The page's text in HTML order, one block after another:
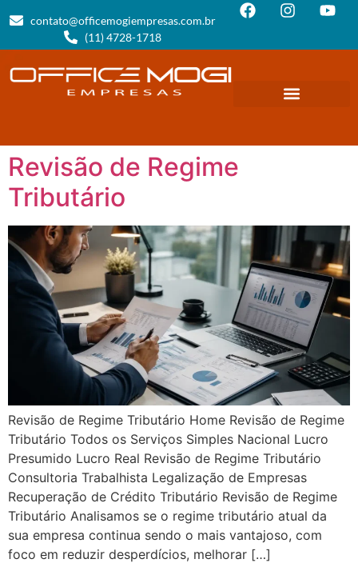
contato@officemogiempresas.com.br
(11) 4728-1718
Revisão de Regime
Tributário
Revisão de Regime Tributário Home Revisão de Regime
Tributário Todos os Serviços Simples Nacional Lucro
Presumido Lucro Real Revisão de Regime Tributário
Consultoria Trabalhista Legalização de Empresas
Recuperação de Crédito Tributário Revisão de Regime
Tributário Analisamos se o regime tributário atual da
sua empresa continua sendo o mais vantajoso, com
foco em reduzir desperdícios, melhorar […]